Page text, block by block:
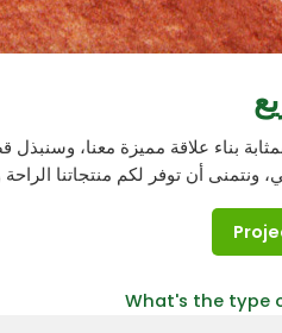
بناء علاقة مميزة معنا،
ونتمنى أن توفر لكم منتجاتنا
What's the type